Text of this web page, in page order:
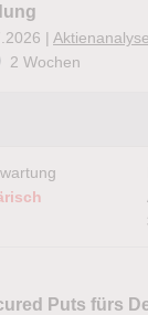
|
2 Wochen
Puts fürs